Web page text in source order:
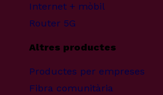
Internet + mòbil
Router 5G
Altres productes
Productes per empreses
Fibra comunitària